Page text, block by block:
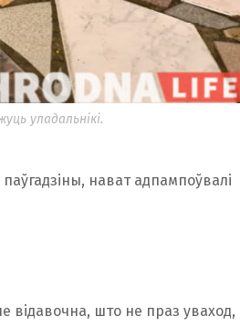
уладальнікі.
нават адпампоўвалі
відавочна, што не праз уваход,